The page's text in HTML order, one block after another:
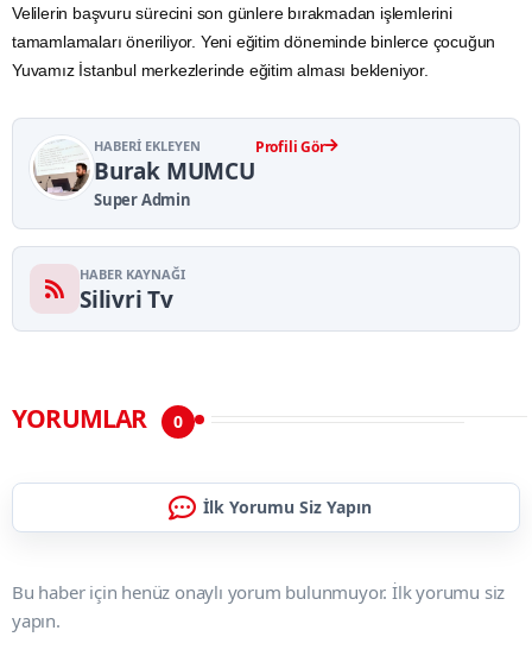
Velilerin başvuru sürecini son günlere bırakmadan işlemlerini
tamamlamaları öneriliyor. Yeni eğitim döneminde binlerce çocuğun
Yuvamız İstanbul merkezlerinde eğitim alması bekleniyor.
HABERI EKLEYEN
Burak MUMCU
Super Admin
Profili Gör
HABER KAYNAĞI
Silivri Tv
YORUMLAR 0
İlk Yorumu Siz Yapın
Bu haber için henüz onaylı yorum bulunmuyor. İlk yorumu siz
yapın.